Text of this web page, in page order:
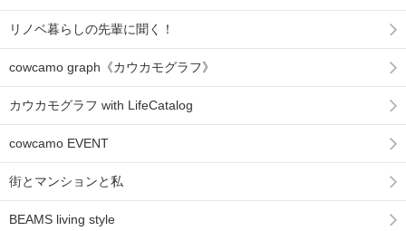
リノベ暮らしの先輩に聞く！
cowcamo graph《カウカモグラフ》
カウカモグラフ with LifeCatalog
cowcamo EVENT
街とマンションと私
BEAMS living style